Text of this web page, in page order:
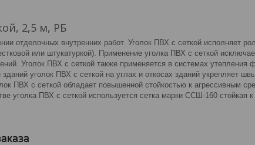
2,5 м, РБ
отделочных внутренних работ. Уголок ПВХ с сеткой исполняет
или штукатуркой). Применение уголка ПВХ с сеткой
Уголок ПВХ с сеткой также применяется в системах
уголок ПВХ с сеткой на углах и откосах зданий укрепляет
ПВХ с сеткой обладает повышенной стойкостью к агрессивным
уголка ПВХ с сеткой используется сетка марки ССШ-160 стойкая